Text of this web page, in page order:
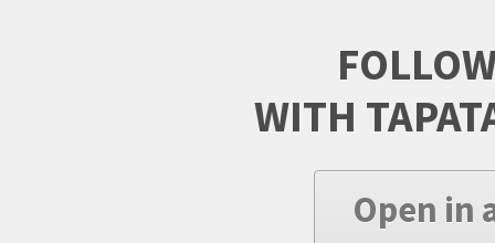
WITH
Open in